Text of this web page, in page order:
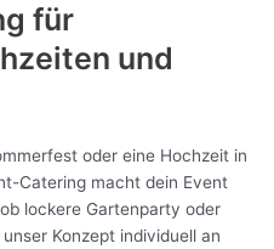
für
und
oder eine Hochzeit in
Catering macht dein Event
lockere Gartenparty oder
Konzept individuell an